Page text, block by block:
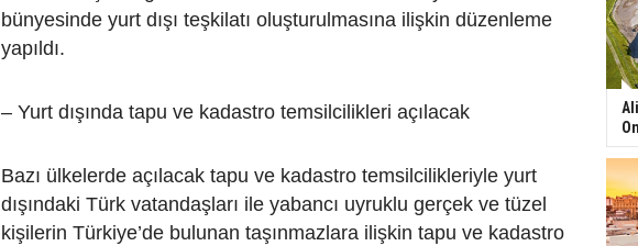
bünyesinde yurt dışı teşkilatı oluşturulmasına ilişkin düzenleme
yapıldı.
– Yurt dışında tapu ve kadastro temsilcilikleri açılacak
Bazı ülkelerde açılacak tapu ve kadastro temsilcilikleriyle yurt
dışındaki Türk vatandaşları ile yabancı uyruklu gerçek ve tüzel
kişilerin Türkiye’de bulunan taşınmazlara ilişkin tapu ve kadastro